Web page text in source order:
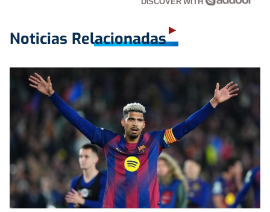
Noticias Relacionadas